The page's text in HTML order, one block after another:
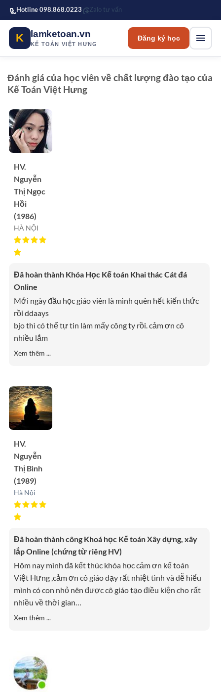
Bỏ qua tới nội dung chính
Hotline 098.868.0223 Zalo tư vấn
K lamketoan.vn
KẾ TOÁN VIỆT HƯNG
Đăng ký học
Đánh giá của học viên về chất lượng đào tạo của
Kế Toán Việt Hưng
HV.
Nguyễn
Thị Ngọc
Hồi
(1986)
HÀ NỘI
Đã hoàn thành Khóa Học Kế toán Khai thác Cát đá
Online
Mới ngày đầu học giáo viên là mình quên hết kiến thức
rồi ddaays
bjo thì có thể tự tin làm mấy công ty rồi. cảm ơn cô
nhiều lắm
Xem thêm ...
HV.
Nguyễn
Thị Bình
(1989)
Hà Nội
Đã hoàn thành công Khoá học Kế toán Xây dựng, xây
lắp Online (chứng từ riêng HV)
Hôm nay mình đã kết thúc khóa học cảm ơn kế toán
Việt Hưng ,cảm ơn cô giáo dạy rất nhiệt tình và dễ hiểu
mình có con nhỏ nên được cô giáo tạo điều kiện cho rất
nhiều về thời gian
Xem thêm ...